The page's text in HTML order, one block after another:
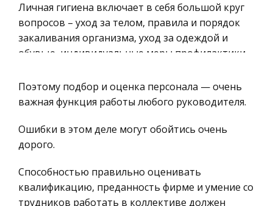
Социология
Страховое право
Экономика и Финансы
Металлургия
предпринимательство
Историческая личность
Личная гигиена включает в себя большой круг
вопросов – уход за телом, правила и порядок
закаливания организма, уход за одеждой и
обувью, индивидуальные меры профилактики
История экономики России XX века. 1917-2000
Большевики, как впрочем, и другие социалисты
в своих концепциях исходили из того, что
крупнокапиталистической техники,
построенной по последнему слову новейшей на
Поэтому подбор и оценка персонала — очень
важная функция работы любого руководителя.
Ошибки в этом деле могут обойтись очень
дорого.
Способностью правильно оценивать
квалификацию, преданность фирме и умение со
трудников работать в коллективе должен